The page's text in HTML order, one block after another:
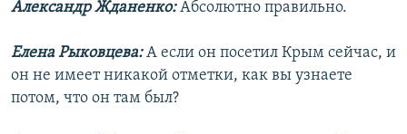
Александр Жданенко:Абсолютно правильно.
Елена Рыковцева:А если он посетил Крым сейчас, и
он не имеет никакой отметки, как вы узнаете
потом, что он там был?